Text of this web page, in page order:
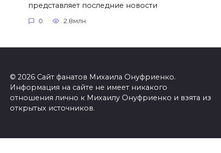
представляет последние новости
0 2.8млн.
© 2026 Сайт фанатов Михаила Онуфриенко.
Информация на сайте не имеет никакого
отношения лично к Михаилу Онуфриенко и взята из
открытых источников.